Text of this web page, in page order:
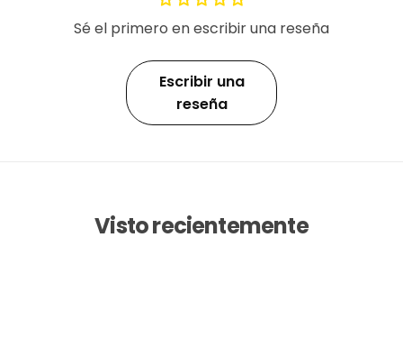
Sé el primero en escribir una reseña
Escribir una
reseña
Visto recientemente